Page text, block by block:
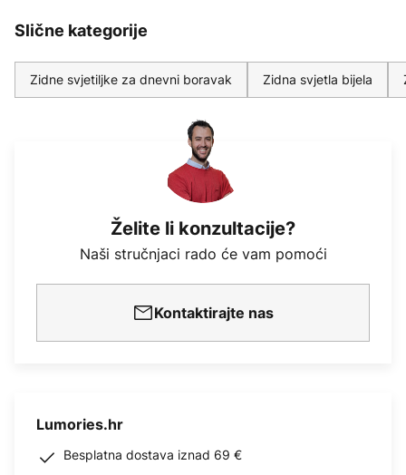
Slične kategorije
Zidne svjetiljke za dnevni boravak Zidna svjetla bijela
Želite li konzultacije?
Naši stručnjaci rado će vam pomoći
Kontaktirajte nas
Lumories.hr
Besplatna dostava iznad 69 €